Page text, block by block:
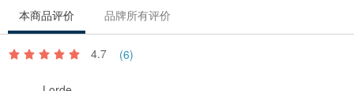
本商品评价 品牌所有评价
4.7 (6)